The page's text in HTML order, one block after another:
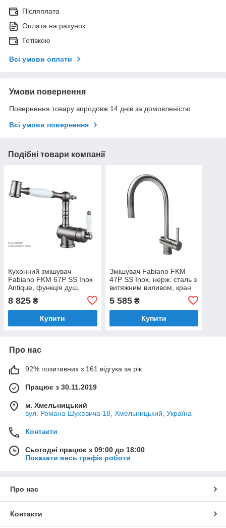
Післяплата
Оплата на рахунок
Готівкою
Всі умови оплати
Умови повернення
Повернення товару впродовж 14 днів за домовленістю
Всі умови повернення
Подібні товари компанії
Кухонний змішувач
Fabiano FKM 67P SS Inox
Antique, функція душ,
дизайн ретро, витяжний
вилив 8232.403.0753
8 825 ₴
Купити
Змішувач Fabiano FKM
47P SS Inox, нерж. сталь з
витяжним виливом, кран
(8232.401.0239)
5 585₴
Купити
Про нас
92% позитивних з 161 відгука за рік
Працює з 30.11.2019
м. Хмельницький
вул. Романа Шухевича 18, Хмельницький, Україна
Контакти
Сьогодні працює з 09:00 до 18:00
Показати весь графік роботи
Про нас
Контакти